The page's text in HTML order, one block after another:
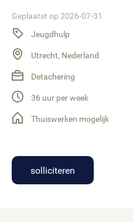
Geplaatst op 2026-07-31
Jeugdhulp
Utrecht, Nederland
Detachering
36 uur per week
Thuiswerken mogelijk
solliciteren